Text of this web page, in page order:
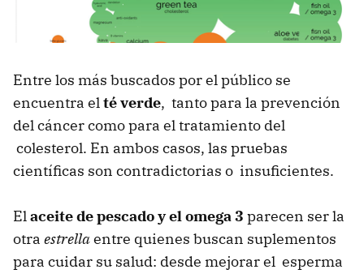
Entre los más buscados por el público se
encuentra elté verde, tanto para la prevención
del cáncer como para el tratamiento del
colesterol. En ambos casos, las pruebas
científicas son contradictorias o insuficientes.
Elaceite de pescado y el omega 3 parecen ser la
otra estrellaentre quienes buscan suplementos
para cuidar su salud: desde mejorar el esperma